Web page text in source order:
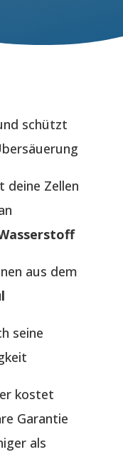
schützt
deine Zellen
aus dem
seine
kostet
Garantie
als